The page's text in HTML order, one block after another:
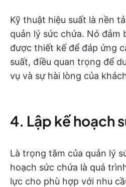
Kỹ thuật hiệu suất là nền
quản lý sức chứa. Nó đảm
được thiết kế để đáp ứng
suất, điều quan trọng để
vụ và sự hài lòng của
4. Lập kế hoạch
Là trọng tâm của quản lý
hoạch sức chứa là quá
lực cho phù hợp với nhu